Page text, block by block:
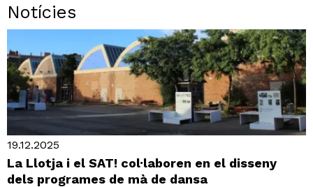
Notícies
19.12.2025
La Llotja i el SAT! col·laboren en el disseny
dels programes de mà de dansa